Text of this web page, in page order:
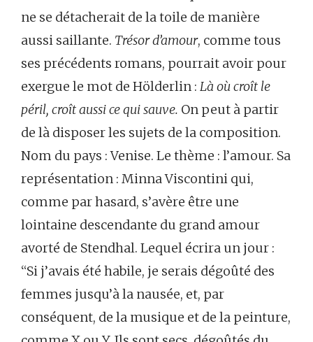
ne se détacherait de la toile de manière
aussi saillante. Trésor d’amour, comme tous
ses précédents romans, pourrait avoir pour
exergue le mot de Hölderlin : Là où croît le
péril, croît aussi ce qui sauve. On peut à partir
de là disposer les sujets de la composition.
Nom du pays : Venise. Le thème : l’amour. Sa
représentation : Minna Viscontini qui,
comme par hasard, s’avère être une
lointaine descendante du grand amour
avorté de Stendhal. Lequel écrira un jour :
“Si j’avais été habile, je serais dégoûté des
femmes jusqu’à la nausée, et, par
conséquent, de la musique et de la peinture,